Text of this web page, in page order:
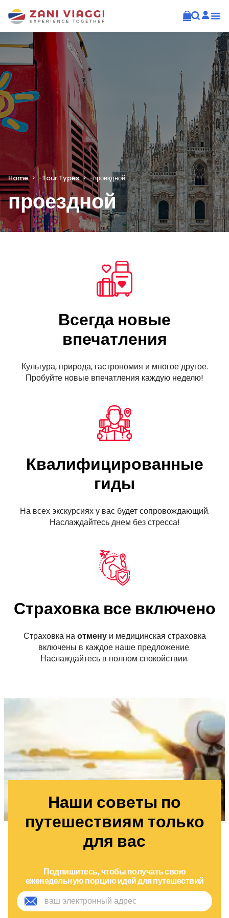
Home -Tour Types -проездной
проездной
Всегда новые
впечатления
Культура, природа, гастрономия и многое другое.
Пробуйте новые впечатления каждую неделю!
Квалифицированные
гиды
На всех экскурсиях у вас будет сопровождающий.
Наслаждайтесь днем без стресса!
Страховка все включено
Страховка наотменуи медицинская страховка
включены в каждое наше предложение.
Наслаждайтесь в полном спокойствии.
Наши советы по
путешествиям только
для вас
Подпишитесь, чтобы получать свою
еженедельную порцию идей для путешествий